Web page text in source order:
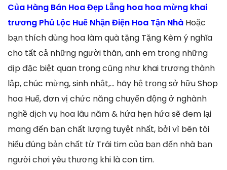
Của Hàng Bán Hoa Đẹp Lẵng hoa hoa mừng khai
trương Phú Lộc Huế Nhận Điện Hoa Tận Nhà Hoặc
bạn thích dùng hoa làm quà tặng Tặng Kèm ý nghĩa
cho tất cả những người thân, anh em trong những
dịp đặc biệt quan trọng cũng như khai trương thành
lập, chúc mừng, sinh nhật,… hãy hệ trọng sở hữu Shop
hoa Huế, đơn vị chức năng chuyển động ở nghành
nghề dịch vụ hoa lâu năm & hứa hẹn hứa sẽ đem lại
mang đến bạn chất lượng tuyệt nhất, bởi vì bên tôi
hiểu đúng bản chất từ Trái tim của bạn đến nhà bạn
người chơi yêu thương khi là con tim.